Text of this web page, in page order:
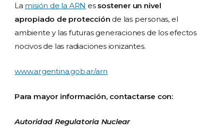
La misión de la ARN es sostener un nivel
apropiado de protección de las personas, el
ambiente y las futuras generaciones de los efectos
nocivos de las radiaciones ionizantes.
www.argentina.gob.ar/arn
Para mayor información, contactarse con:
Autoridad Regulatoria Nuclear